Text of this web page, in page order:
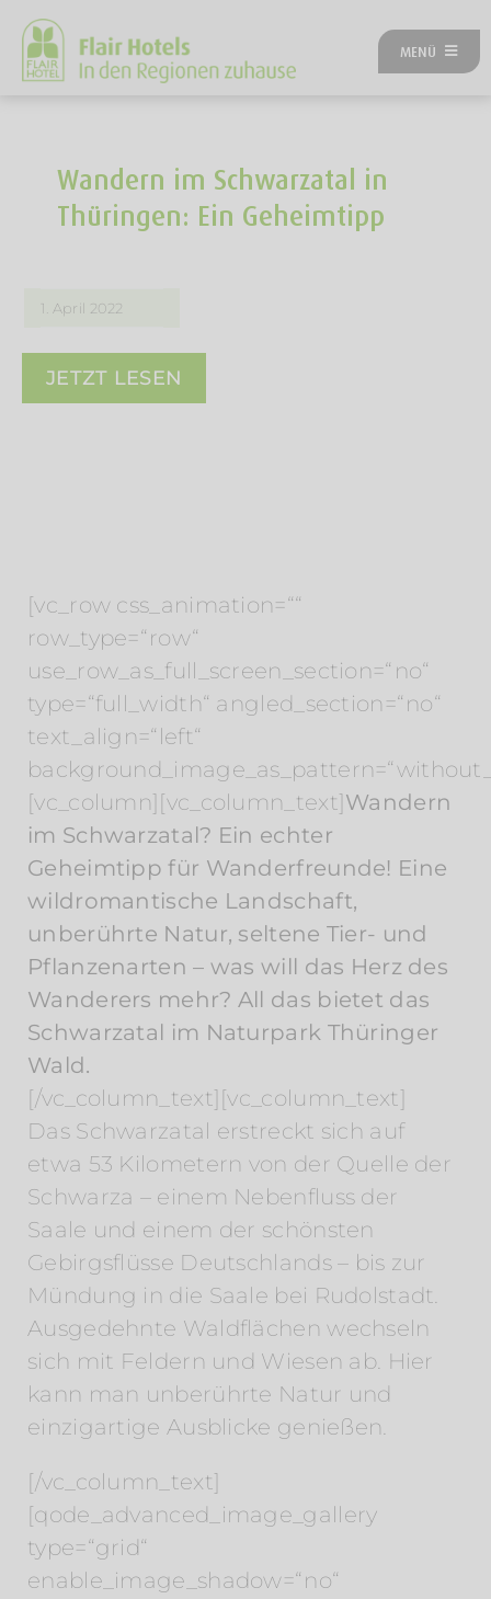
Zum
Inhalt
springen
MENÜ
UNSERE HOTELS
REISEKATEGORIEN
Wandern im Schwarzatal in
Thüringen: Ein Geheimtipp
1. April 2022
JETZT LESEN
[vc_row css_animation=““
row_type=“row“
use_row_as_full_screen_section=“no“
type=“full_width“ angled_section=“no“
text_align=“left“
[vc_column][vc_column_text]Wandern
im Schwarzatal? Ein echter
Geheimtipp für Wanderfreunde! Eine
wildromantische Landschaft,
unberührte Natur, seltene Tier- und
Pflanzenarten – was will das Herz des
Wanderers mehr? All das bietet das
Schwarzatal im Naturpark Thüringer
Wald.
[/vc_column_text][vc_column_text]
Das Schwarzatal erstreckt sich auf
etwa 53 Kilometern von der Quelle der
Schwarza – einem Nebenfluss der
Saale und einem der schönsten
Gebirgsflüsse Deutschlands – bis zur
Mündung in die Saale bei Rudolstadt.
Ausgedehnte Waldflächen wechseln
sich mit Feldern und Wiesen ab. Hier
kann man unberührte Natur und
einzigartige Ausblicke genießen.
[/vc_column_text]
[qode_advanced_image_gallery
type=“grid“
enable_image_shadow=“no“